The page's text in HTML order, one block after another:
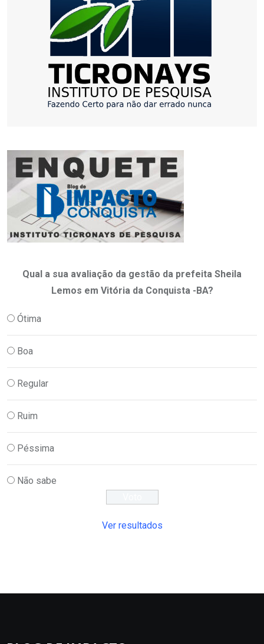
Qual a sua avaliação da gestão da prefeita Sheila
Lemos em Vitória da Conquista -BA?
Ótima
Boa
Regular
Ruim
Péssima
Não sabe
Ver resultados